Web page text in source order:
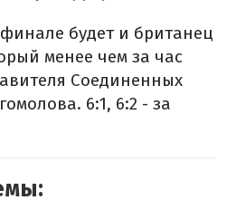
будет и британец
менее чем за час
Соединенных
6:1, 6:2 - за